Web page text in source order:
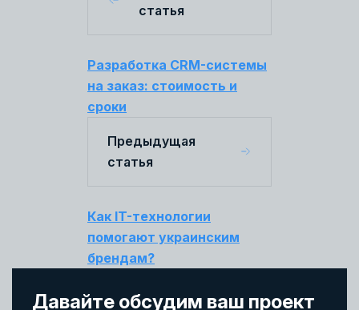
статья
Разработка CRM-системы
на заказ: стоимость и
сроки
Предыдущая
статья
Как IT-технологии
помогают украинским
брендам?
Давайте обсудим ваш проект